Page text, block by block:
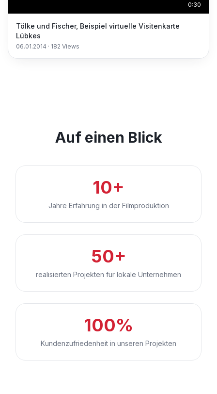
0:30
Tölke und Fischer, Beispiel virtuelle Visitenkarte
Lübkes
06.01.2014 · 182 Views
Auf einen Blick
10+
Jahre Erfahrung in der Filmproduktion
50+
realisierten Projekten für lokale Unternehmen
100%
Kundenzufriedenheit in unseren Projekten